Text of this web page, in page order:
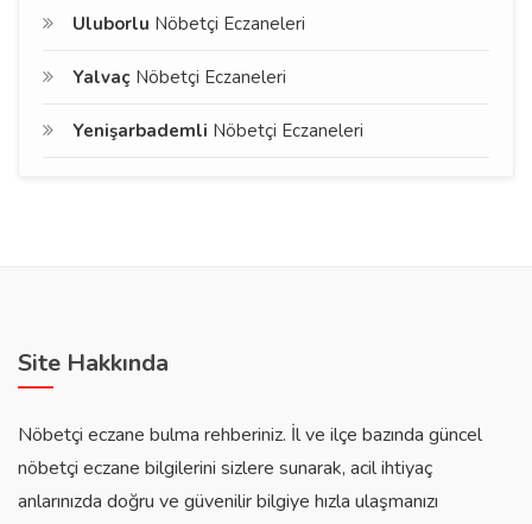
Uluborlu Nöbetçi Eczaneleri
Yalvaç Nöbetçi Eczaneleri
Yenişarbademli Nöbetçi Eczaneleri
Site Hakkında
Nöbetçi eczane bulma rehberiniz. İl ve ilçe bazında güncel
nöbetçi eczane bilgilerini sizlere sunarak, acil ihtiyaç
anlarınızda doğru ve güvenilir bilgiye hızla ulaşmanızı